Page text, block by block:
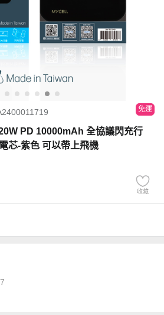
免運
PD 10000mAh 全協議閃充行
芯-紫色 可以帶上飛機
收藏